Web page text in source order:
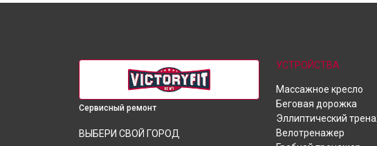
Сервисный ремонт
ВЫБЕРИ СВОЙ ГОРОД
УСТРОЙСТВА
Массажное кресло
Беговая дорожка
Эллиптический
Велотренажер